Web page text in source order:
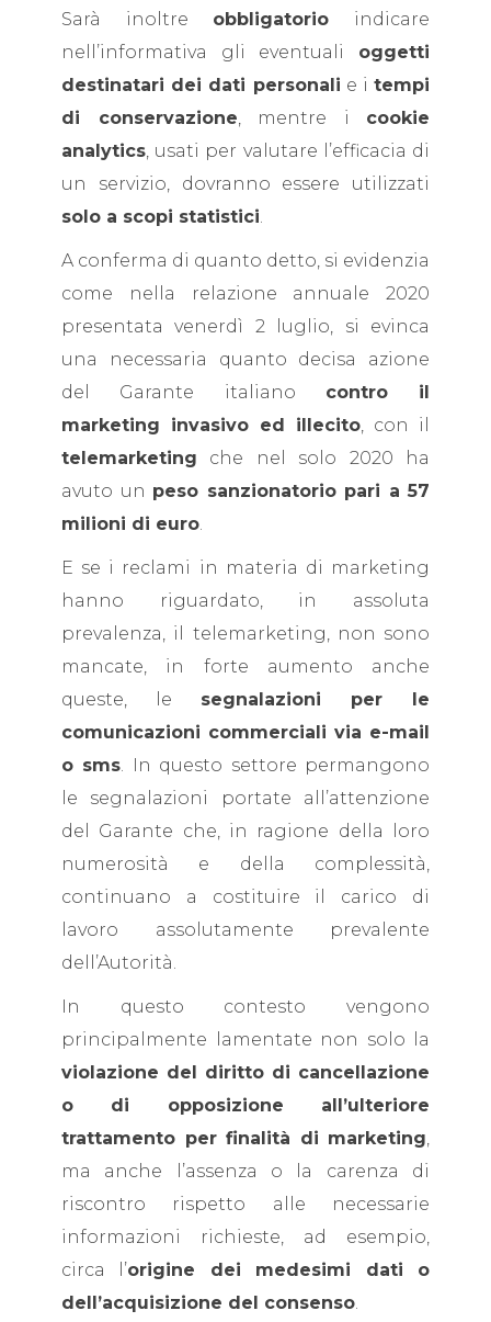
Sarà inoltre obbligatorio indicare
nell’informativa gli eventuali oggetti
destinatari dei dati personali e i tempi
di conservazione , mentre i cookie
analytics , usati per valutare l’efficacia di
un servizio, dovranno essere utilizzati
solo a scopi statistici
A conferma di quanto detto, si evidenzia
come nella relazione annuale 2020
presentata venerdì 2 luglio, si evinca
una necessaria quanto decisa azione
del Garante italiano contro il
marketing invasivo ed illecito , con il
telemarketing che nel solo 2020 ha
avuto un peso sanzionatorio pari a 57
milioni di euro
E se i reclami in materia di marketing
hanno riguardato, in assoluta
prevalenza, il telemarketing, non sono
mancate, in forte aumento anche
queste, le segnalazioni per le
comunicazioni commerciali via e-mail
o sms . In questo settore permangono
le segnalazioni portate all’attenzione
del Garante che, in ragione della loro
numerosità e della complessità,
continuano a costituire il carico di
lavoro assolutamente prevalente
dell’Autorità.
In questo contesto vengono
principalmente lamentate non solo la
violazione del diritto di cancellazione
o di opposizione all’ulteriore
trattamento per finalità di marketing
ma anche l’assenza o la carenza di
riscontro rispetto alle necessarie
informazioni richieste, ad esempio,
circa l’origine dei medesimi dati o
dell’acquisizione del consenso